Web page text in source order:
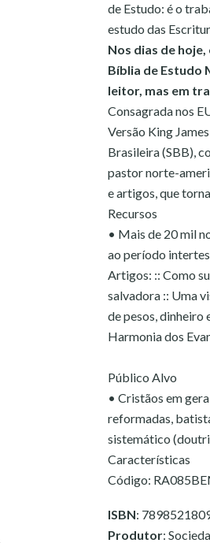
de Estudo: é o
estudo das
Nos dias de
Bíblia de Estudo
leitor, mas em
Consagrada nos
Versão King
Brasileira (SBB),
pastor norte-
e artigos, que
Recursos
• Mais de 20 mil
ao período
Artigos: :: Como
salvadora :: Uma
de pesos,
Harmonia dos
Público Alvo
• Cristãos em
reformadas,
sistemático
Características
Código:
ISBN:
Produtor: